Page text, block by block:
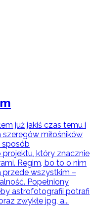
już jakiś czas temu i
miłośników
sposób
który znacznie
Regim, bo to o nim
przede wszystkim –
Popełniony
astrofotografii potrafi
zwykłe jpg, a...